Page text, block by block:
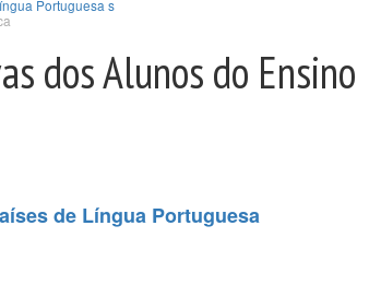
Portuguesa s
dos Alunos do Ensino
de Língua Portuguesa